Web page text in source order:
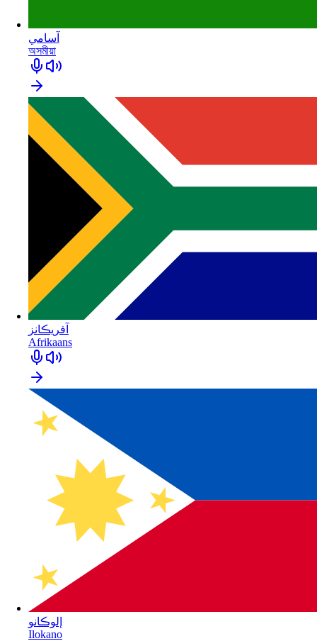
آسامي
অসমীয়া
آفريڪانز
Afrikaans
إلوڪانو
Ilokano